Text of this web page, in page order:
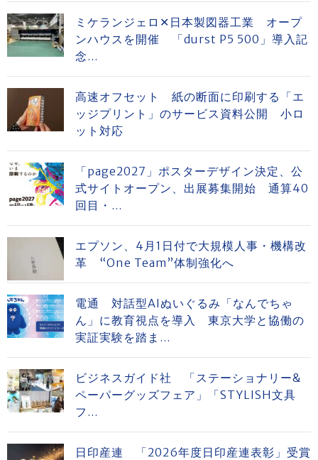
ミケランジェロ✕日本製図器工業 オープ
ンハウスを開催 「durst P5 500」導入記
念...
高速オフセット 紙の断面に印刷する「エ
ッジプリント」のサービス資料公開 小ロ
ット対応
「page2027」ポスターデザイン決定、公
式サイトオープン、出展募集開始 通算40
回目・...
エプソン、4月1日付で大規模人事・機構改
革 “One Team”体制強化へ
電通 対話型AIぬいぐるみ「なんでちゃ
ん」に教育視点を導入 東京大学と協働の
実証実験を踏ま...
ビジネスガイド社 「ステーショナリー&
ペーパーグッズフェア」「STYLISH文具
フ...
日印産連 「2026年度日印産連表彰」受賞